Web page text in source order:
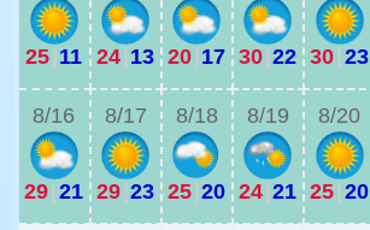
25|11 24|13 20|17 30|22 30|23
8/16
29|21
8/17
29|23
8/18
25|20
8/19
24|21
8/20
25|20